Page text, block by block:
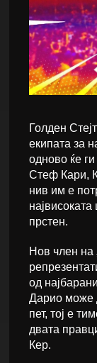
Голден
екипата за
одново ќе
Стеф Кари,
нив им е
прстен.
Нов член на
од
Дарио може
пет, тој е
двата
Кер.